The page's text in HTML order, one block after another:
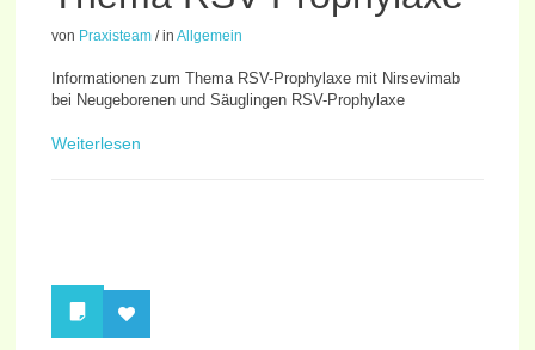
von Praxisteam / inAllgemein
Informationen zum Thema RSV-Prophylaxe mit Nirsevimab
bei Neugeborenen und Säuglingen RSV-Prophylaxe
Weiterlesen